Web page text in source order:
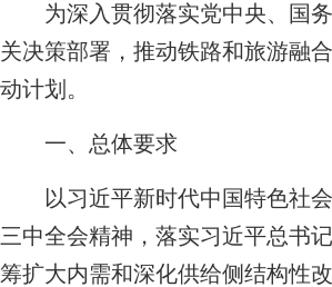
为深入贯彻落实党中央、国务
关决策部署，推动铁路和旅游融
动计划。
一、总体要求
以习近平新时代中国特色社会
三中全会精神，落实习近平总书
筹扩大内需和深化供给侧结构性